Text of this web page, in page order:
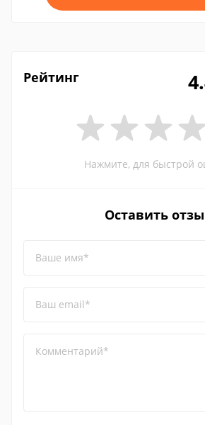
Рейтинг
Нажмите, для быстрой
Оставить
Ваше имя*
Ваш email*
Комментарий*